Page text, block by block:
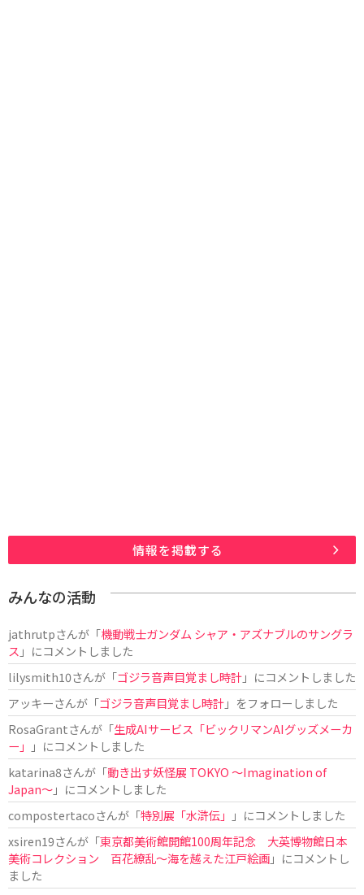
情報を掲載する
みんなの活動
jathrutpさんが「機動戦士ガンダム シャア・アズナブルのサングラ
ス 」にコメントしました
lilysmith10さんが「ゴジラ音声目覚まし時計」にコメントしました
アッキーさんが「ゴジラ音声目覚まし時計」をフォローしました
RosaGrantさんが「生成AIサービス「ビックリマンAIグッズメーカ
ー」
」にコメントしました
katarina8さんが「動き出す妖怪展 TOKYO 〜Imagination of
Japan〜」にコメントしました
compostertacoさんが「特別展「水滸伝」
」にコメントしました
xsiren19さんが「東京都美術館開館100周年記念 大英博物館日本
美術コレクション 百花繚乱～海を越えた江戸絵画」にコメントし
ました